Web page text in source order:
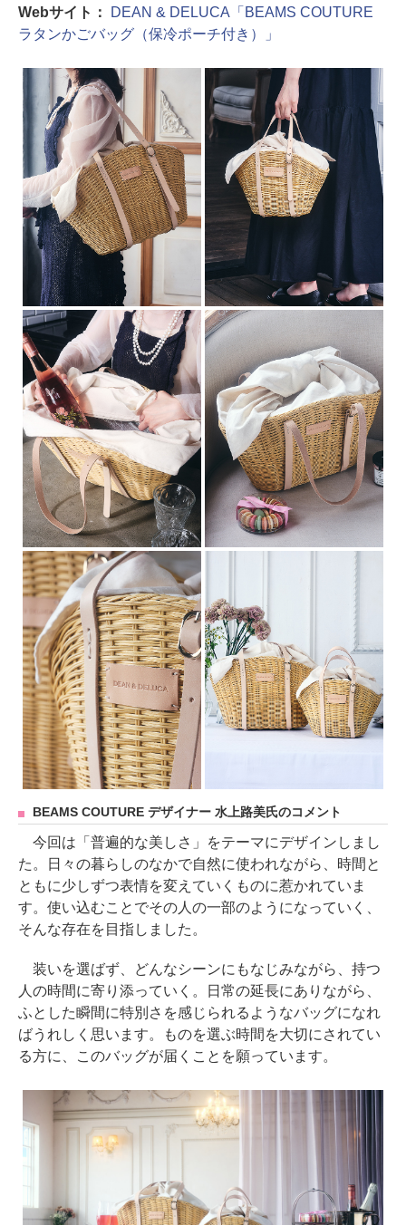
Webサイト：
DEAN & DELUCA「BEAMS COUTURE
ラタンかごバッグ（保冷ポーチ付き）」
BEAMS COUTURE デザイナー 水上路美氏のコメント
今回は「普遍的な美しさ」をテーマにデザインしまし
た。日々の暮らしのなかで自然に使われながら、時間と
ともに少しずつ表情を変えていくものに惹かれていま
す。使い込むことでその人の一部のようになっていく、
そんな存在を目指しました。
装いを選ばず、どんなシーンにもなじみながら、持つ
人の時間に寄り添っていく。日常の延長にありながら、
ふとした瞬間に特別さを感じられるようなバッグになれ
ばうれしく思います。ものを選ぶ時間を大切にされてい
る方に、このバッグが届くことを願っています。